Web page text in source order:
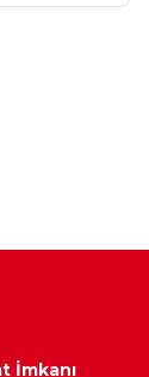
İmkanı